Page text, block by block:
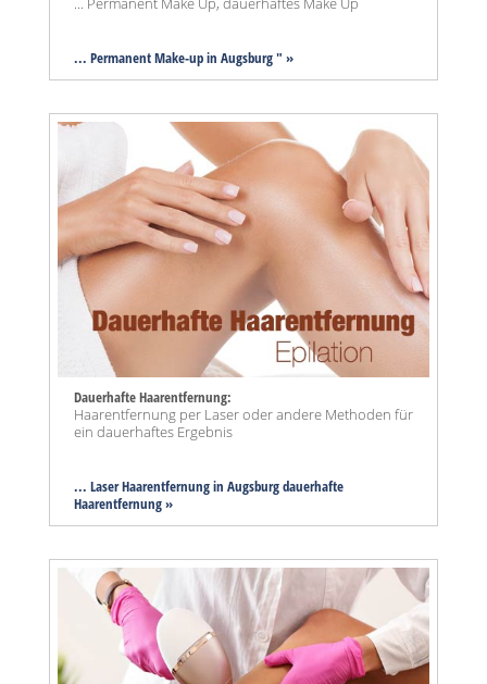
... Permanent Make-up in Augsburg " »
Dauerhafte Haarentfernung:
Haarentfernung per Laser oder andere Methoden für
ein dauerhaftes Ergebnis
... Laser Haarentfernung in Augsburg dauerhafte
Haarentfernung »